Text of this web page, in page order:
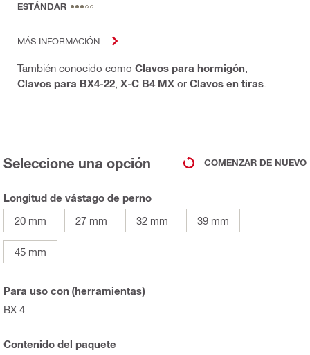
ESTÁNDAR
MÁS INFORMACIÓN
También conocido como Clavos para hormigón
Clavos para BX4-22 X-C B4 MX or Clavos en tiras
Seleccione una opción COMENZAR DE NUEVO
Longitud de vástago de perno
20 mm
27 mm 32 mm 39 mm
45 mm
Para uso con (herramientas)
BX 4
Contenido del paquete